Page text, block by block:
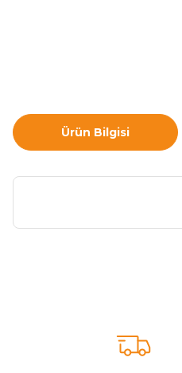
Ürün Bilgisi
Ürün açıklamasında